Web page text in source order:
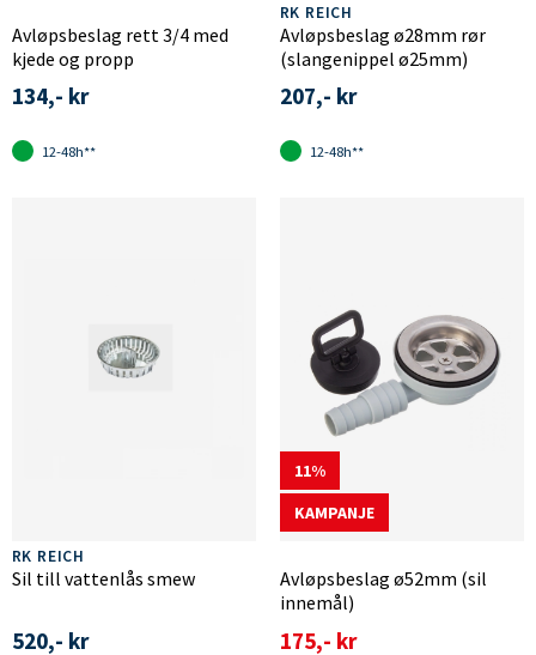
Avløpsbeslag rett 3/4 med
kjede og propp
134,- kr
12-48h**
RK REICH
Avløpsbeslag ø28mm rør
(slangenippel ø25mm)
207,- kr
12-48h**
RK REICH
Sil till vattenlås smew
520,- kr
11
KAMPANJE
Avløpsbeslag ø52mm (sil
innemål)
175,- kr